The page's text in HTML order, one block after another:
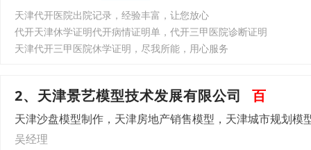
天津代开医院出院记录，经验丰富，让您放心
代开天津休学证明代开病情证明单，代开三甲医院诊断证明
天津代开三甲医院休学证明，尽我所能，用心服务
2、天津景艺模型技术发展有限公司 百
天津沙盘模型制作，天津房地产销售模型，天津城市规划模
吴经理